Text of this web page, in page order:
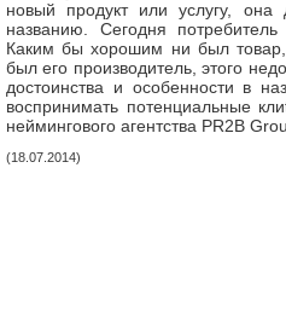
новый продукт или услугу,
названию. Сегодня
Каким бы хорошим ни был
был его производитель, этого
достоинства и особенности в
воспринимать потенциальные
неймингового агентства PR2B
(18.07.2014)